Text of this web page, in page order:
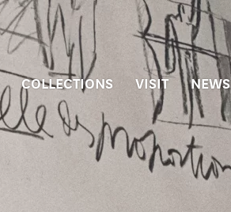
COLLECTIONS VISIT NEWS